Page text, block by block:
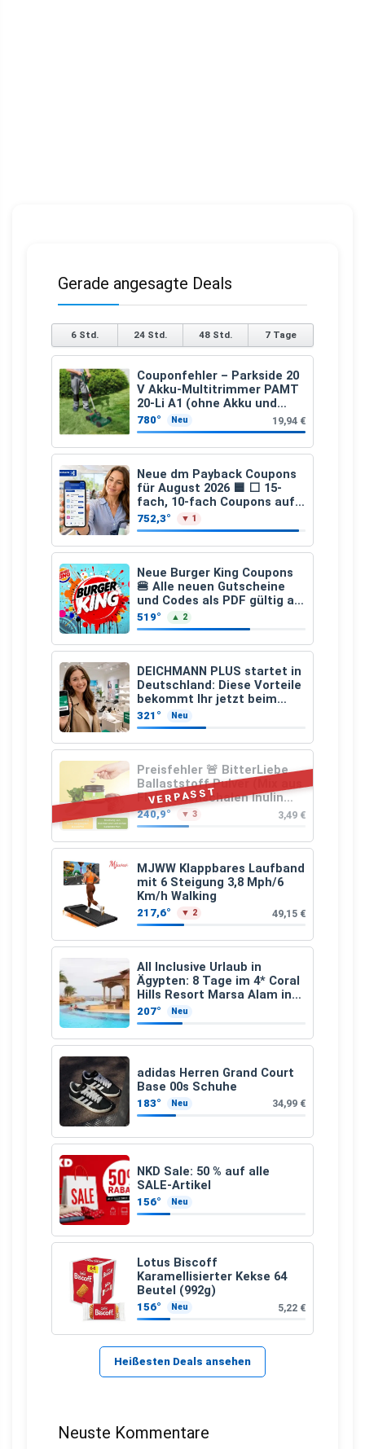
Gerade angesagte Deals
6 Std. 24 Std. 48 Std. 7 Tage
Couponfehler – Parkside 20
V Akku-Multitrimmer PAMT
20-Li A1 (ohne Akku und
Ladegerät)
780° Neu 19,94 €
Neue dm Payback Coupons
für August 2026 🟦 ⬜ 15-
fach, 10-fach Coupons auf
den gesamten Einkauf ab 2
€
752,3° ▼ 1
Neue Burger King Coupons
🍔 Alle neuen Gutscheine
und Codes als PDF gültig ab
25.07.2026 bis 04.09.2026
519° ▲ 2
DEICHMANN PLUS startet in
Deutschland: Diese Vorteile
bekommt Ihr jetzt beim
Schuhkauf
321° Neu
VERPASST
Preisfehler 🚨 BitterLiebe
Ballaststoff Pulver (Mix aus
Flohsamenschalen Inulin
(Präbiotika) Leinsamen &
Apfelfaser)
240,9° ▼ 3 3,49 €
MJWW Klappbares Laufband
mit 6 Steigung 3,8 Mph/6
Km/h Walking
217,6° ▼ 2 49,15 €
All Inclusive Urlaub in
Ägypten: 8 Tage im 4* Coral
Hills Resort Marsa Alam inkl.
Flüge ab 299 € p.P.
207° Neu
adidas Herren Grand Court
Base 00s Schuhe
183° Neu 34,99 €
NKD Sale: 50 % auf alle
SALE-Artikel
156° Neu
Lotus Biscoff
Karamellisierter Kekse 64
Beutel (992g)
156° Neu 5,22 €
Heißesten Deals ansehen
Neuste Kommentare